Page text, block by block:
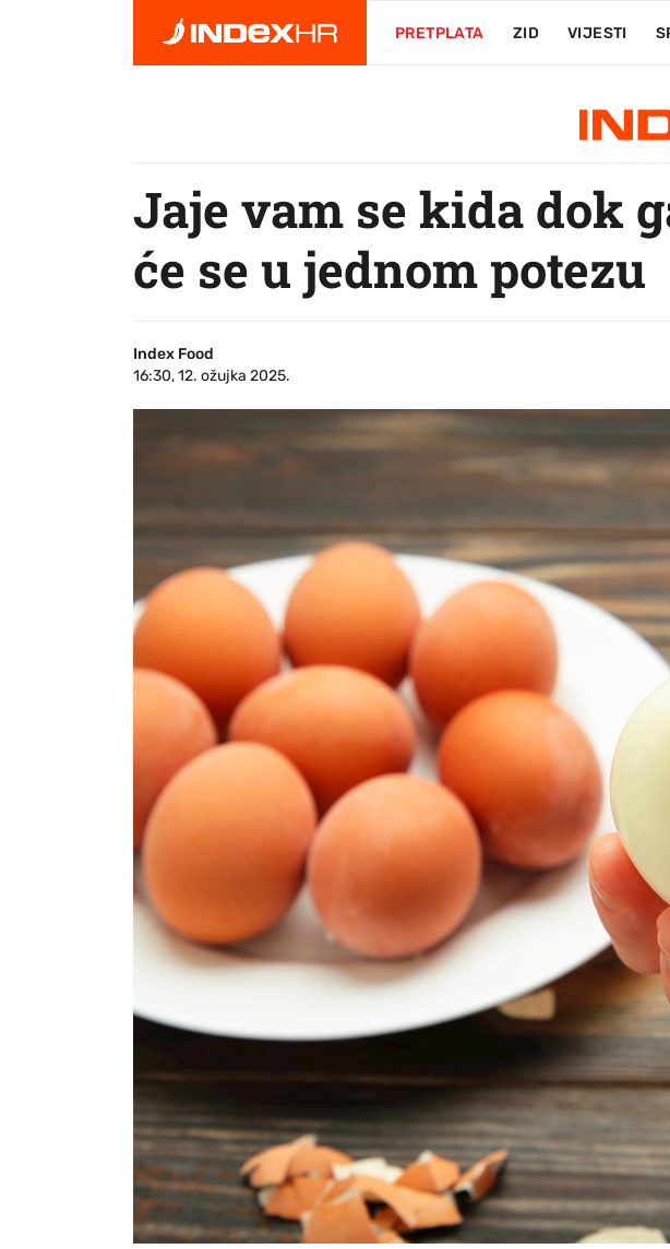
PRETPLATA ZID VIJESTI
Jaje vam se kida dok
će se u jednom potezu
Index Food
16:30, 12. ožujka 2025.